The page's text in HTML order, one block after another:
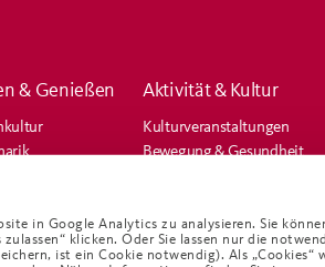
in Google Analytics zu analysieren. Sie
klicken. Oder Sie lassen nur die
ist ein Cookie notwendig). Als „Cookies“
& Genießen Aktivität & Kultur
Kulturveranstaltungen
Bewegung & Gesundheit
Ausflüge & Reisen
Seelsorge